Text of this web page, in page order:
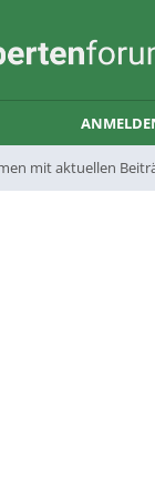
mit aktuellen